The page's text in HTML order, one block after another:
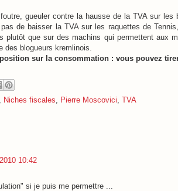
gueuler contre la hausse de la TVA sur
de baisser la TVA sur les raquettes de
plutôt que sur des machins qui permettent aux
blogueurs kremlinois.
sur la consommation : vous pouvez
Niches fiscales Pierre Moscovici TVA
10:42
si je puis me permettre ...